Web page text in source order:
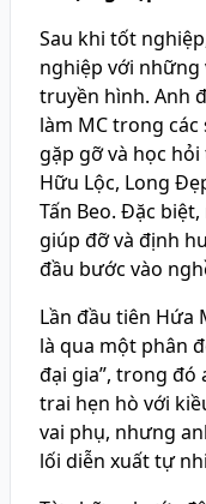
Sau khi tốt
nghiệp với những
truyền hình. Anh
làm MC trong
gặp gỡ và học
Hữu Lộc, Long
Tấn Beo. Đặc
giúp đỡ và định
đầu bước vào
Lần đầu tiên Hứa
là qua một phân
đại gia”, trong đó
trai hẹn hò với
vai phụ, nhưng
lối diễn xuất tự